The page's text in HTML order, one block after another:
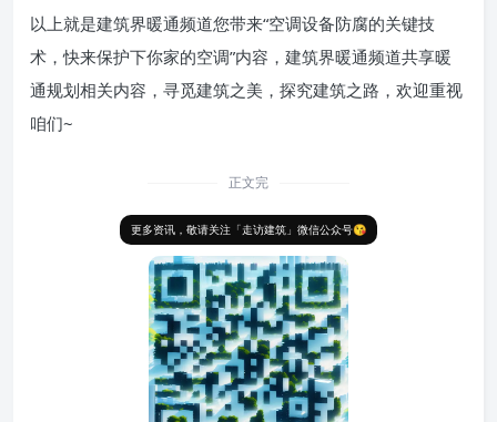
以上就是建筑界暖通频道您带来“空调设备防腐的关键技
术，快来保护下你家的空调”内容，建筑界暖通频道共享暖
通规划相关内容，寻觅建筑之美，探究建筑之路，欢迎重视
咱们~
正文完
更多资讯，敬请关注「走访建筑」微信公众号😘